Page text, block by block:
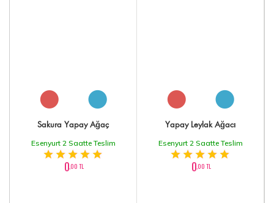
Sakura Yapay Ağaç
Esenyurt 2 Saatte Teslim
0,00 TL
Yapay Leylak Ağacı
Esenyurt 2 Saatte Teslim
0,00 TL